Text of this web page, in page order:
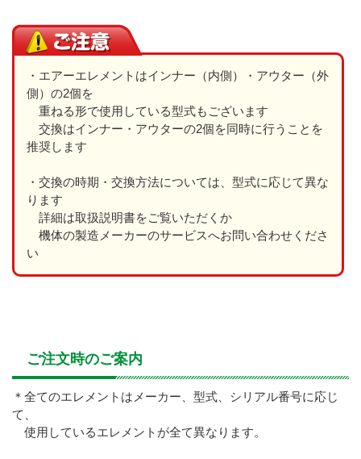
・エアーエレメントはインナー（内側）・アウター（外
側）の2個を
重ねる形で使用している型式もございます
交換はインナー・アウターの2個を同時に行うことを
推奨します
・交換の時期・交換方法については、型式に応じて異な
ります
詳細は取扱説明書をご覧いただくか
機体の製造メーカーのサービスへお問い合わせくださ
い
ご注文時のご案内
＊全てのエレメントはメーカー、型式、シリアル番号に応じ
て、
使用しているエレメントが全て異なります。